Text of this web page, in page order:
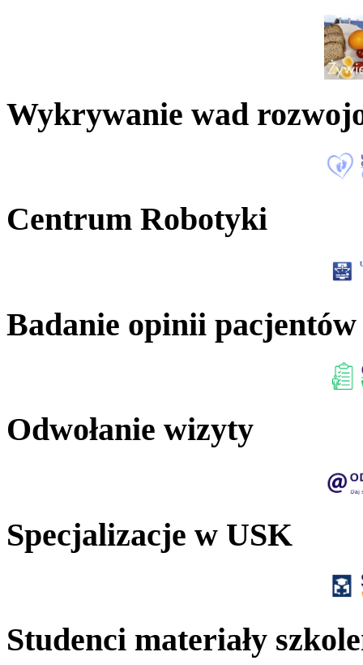
Wykrywanie wad
Centrum Robotyki
Badanie opinii pacjentów
Odwołanie wizyty
Specjalizacje w USK
Studenci materiały